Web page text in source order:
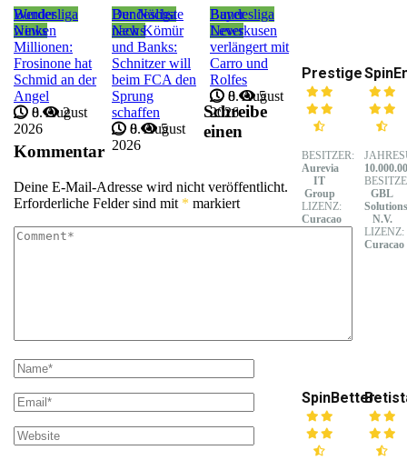
Bundesliga
News
Werder
winken
Millionen:
Frosinone hat
Schmid an der
Angel
8. August
2026
0 2
Bundesliga
News
Der Nächste
nach Kömür
und Banks:
Schnitzer will
beim FCA den
Sprung
schaffen
8. August
2026
0 5
Bundesliga
News
Bayer
Leverkusen
verlängert mit
Carro und
Rolfes
8. August
2026
0 5
Schreibe
einen
Kommentar
Deine E-Mail-Adresse wird nicht veröffentlicht.
Erforderliche Felder sind mit * markiert
Prestige
BESITZER:
Aurevia
IT
Group
LIZENZ:
Curacao
GBL
Solutions
N.V.
LIZENZ:
Curacao
SpinBetter